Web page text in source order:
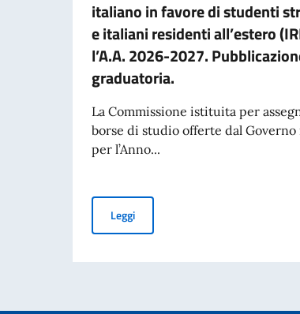
italiano in favore di studenti
e italiani residenti all’estero
l’A.A. 2026-2027.
graduatoria.
La Commissione istituita per
borse di studio offerte dal
per l’Anno...
LeggiBorse di studio offerte dal